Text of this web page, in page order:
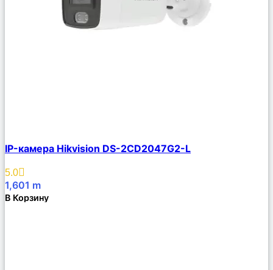
Описание
Избранное
IP-камера Hikvision DS-2CD2047G2-L
5.0
1,601 m
В Корзину